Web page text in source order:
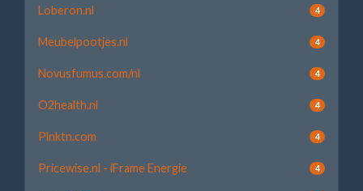
Loberon.nl 4
Meubelpootjes.nl 4
Novusfumus.com/nl 4
O2health.nl 4
Plnktn.com 4
Pricewise.nl - iFrame Energie 4